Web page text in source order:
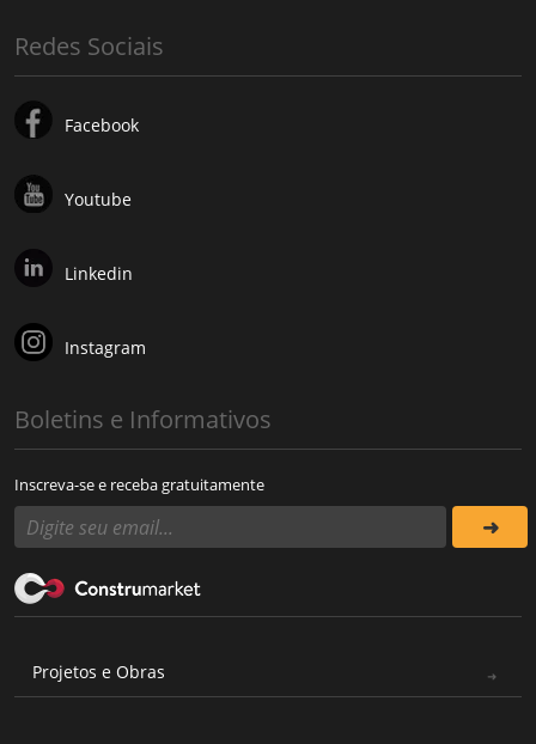
Redes Sociais
Facebook
Youtube
Linkedin
Instagram
Boletins e Informativos
Inscreva-se e receba gratuitamente
Projetos e Obras